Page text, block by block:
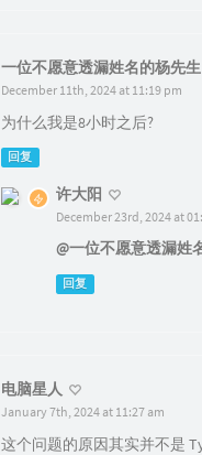
一位不愿意透漏姓名的杨先生
December 11th, 2024 at 11:19 pm
为什么我是8小时之后?
回复
许大阳
December 23rd, 2024 at
@一位不愿意透漏姓
回复
电脑星人
January 7th, 2024 at 11:27 am
这个问题的原因其实并不是